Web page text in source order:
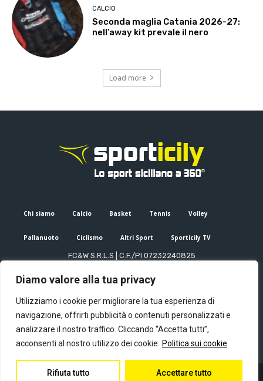
Diamo valore alla tua privacy
Utilizziamo i cookie per migliorare la tua esperienza di
navigazione, offrirti pubblicità o contenuti personalizzati e
analizzare il nostro traffico. Cliccando “Accetta tutti”,
acconsenti al nostro utilizzo dei cookie.
Politica sui cookie
Rifiuta tutto Accettare tutto
CALCIO
Seconda maglia Catania 2026-27:
nell’away kit prevale il nero
Load more
Chi siamo Calcio Basket Tennis Volley
Pallanuoto Ciclismo Altri Sport Sporticily TV
FC&W S.R.L.S | C.F./PI 07232240825
Editore e direttore responsabile: Francesco Cammuca | Registro
Mail: info@sporticily.it| Telefono:+39 371 788 7216
© Copyright - Sporticily 2023 powered by Primitive web